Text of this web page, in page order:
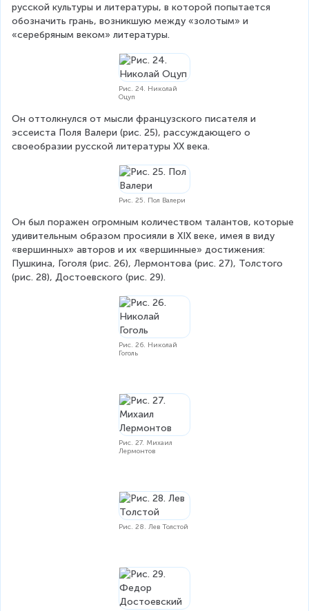
русской культуры и литературы, в которой попытается
обозначить грань, возникшую между «золотым» и
«серебряным веком» литературы.
Рис. 24. Николай
Оцуп
Он оттолкнулся от мысли французского писателя и
эссеиста Поля Валери (рис. 25), рассуждающего о
своеобразии русской литературы XX века.
Рис. 25. Пол Валери
Он был поражен огромным количеством талантов, которые
удивительным образом просияли в XIX веке, имея в виду
«вершинных» авторов и их «вершинные» достижения:
Пушкина, Гоголя (рис. 26), Лермонтова (рис. 27), Толстого
(рис. 28), Достоевского (рис. 29).
Рис. 26. Николай
Гоголь
Рис. 27. Михаил
Лермонтов
Рис. 28. Лев Толстой